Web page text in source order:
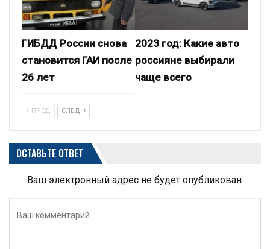
ГИБДД России снова
становится ГАИ после
26 лет
2023 год: Какие авто
россияне выбирали
чаще всего
ПРЕД СЛЕД
ОСТАВЬТЕ ОТВЕТ
Ваш электронный адрес не будет опубликован.